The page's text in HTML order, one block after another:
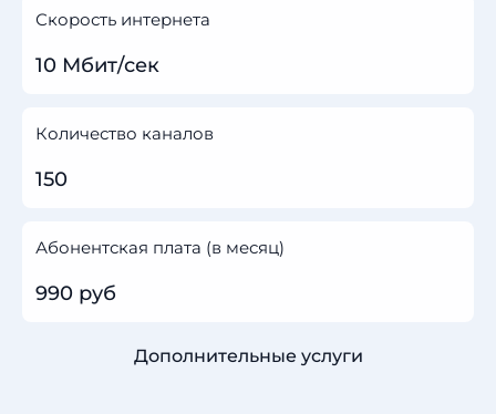
Скорость интернета
10 Мбит/сек
Количество каналов
150
Абонентская плата (в месяц)
990 руб
Дополнительные услуги